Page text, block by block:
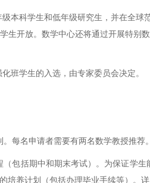
本科学生和低年级研究生，并在全
生开放。数学中心还将通过开展特别
班学生的入选，由专家委员会决定。
每名申请者需要有两名数学教授推荐。
包括期中和期末考试）。为保证学
培养计划（包括办理毕业手续等）。